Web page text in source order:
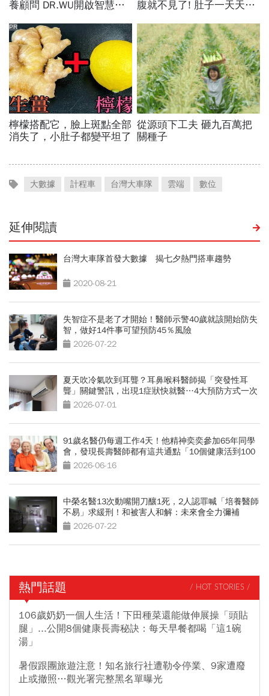
大數據 計程車 台灣大車隊 雲端 數位
延伸閱讀
台灣大車隊首發大數據 揭七夕熱門搭車趨勢
2020-08-21
失智症不是老了才開始！醫師示警40歲就該開始防失
智，做好14件事可望預防45％風險
2026-07-22
夏天吹冷氣吹到耳聾？耳鼻喉科醫師揭「突發性耳
聾」關鍵警訊，出現1症狀快就醫…4大預防方式一次
看 2026-07-01
91歲名醫仍每週工作4天！他精神奕奕參加65年同學
會，發現長壽醫師都有這共通點「10個健康活到100
歲秘訣」
2026-06-16
中榮名醫13次動嘴開刀釀1死，2人認罪喊「培養醫師
不易」求緩刑！和被害人和解：未來會全力彌補
2026-07-22
熱門話題 / HOT STORIES /
106歲奶奶一個人生活！下田種菜還能做伸展操「頭貼
腿」...公開8個健康長壽秘訣：每天早餐都喝「這1碗
湯」
暑假跟團旅遊注意！知名旅行社遭勒令停業、9家遭廢
止或撤照…觀光署完整黑名單曝光